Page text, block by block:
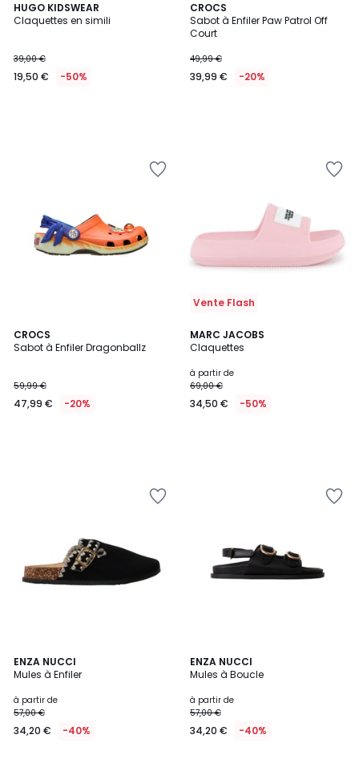
HUGO KIDSWEAR
Claquettes en simili
39,00 €
19,50 € -50%
CROCS
Sabot à Enfiler Paw Patrol Off
Court
49,99 €
39,99 € -20%
CROCS
Sabot à Enfiler Dragonballz
59,99 €
47,99 € -20%
Vente Flash
MARC JACOBS
Claquettes
à partir de
69,00 €
34,50 € -50%
ENZA NUCCI
Mules à Enfiler
à partir de
57,00 €
34,20 € -40%
5
Couleurs
ENZA NUCCI
Mules à Boucle
à partir de
57,00 €
34,20 € -40%
2
Couleurs